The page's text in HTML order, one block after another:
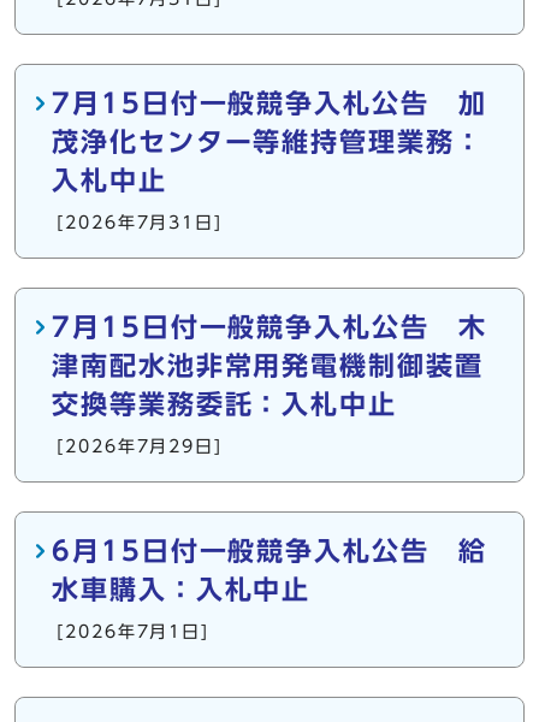
7月15日付一般競争入札公告 加
茂浄化センター等維持管理業務：
入札中止
[2026年7月31日]
7月15日付一般競争入札公告 木
津南配水池非常用発電機制御装置
交換等業務委託：入札中止
[2026年7月29日]
6月15日付一般競争入札公告 給
水車購入：入札中止
[2026年7月1日]